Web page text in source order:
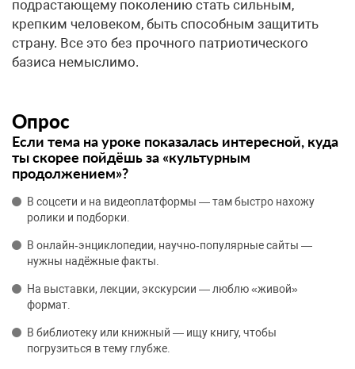
подрастающему поколению стать сильным,
крепким человеком, быть способным защитить
страну. Все это без прочного патриотического
базиса немыслимо.
Опрос
Если тема на уроке показалась интересной, куда
ты скорее пойдёшь за «культурным
продолжением»?
В соцсети и на видеоплатформы — там быстро нахожу
ролики и подборки.
В онлайн‑энциклопедии, научно‑популярные сайты —
нужны надёжные факты.
На выставки, лекции, экскурсии — люблю «живой»
формат.
В библиотеку или книжный — ищу книгу, чтобы
погрузиться в тему глубже.